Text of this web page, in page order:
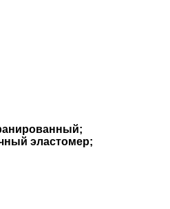
эластомер;